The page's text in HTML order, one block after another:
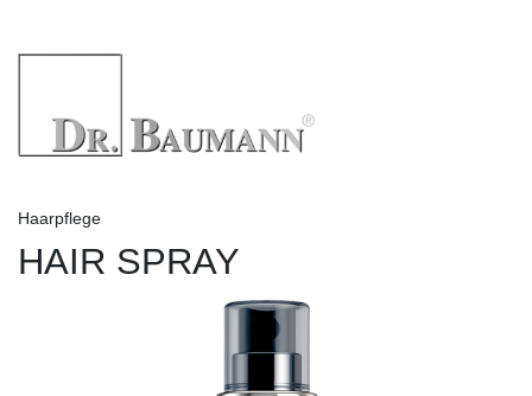
Haarpflege
HAIR SPRAY